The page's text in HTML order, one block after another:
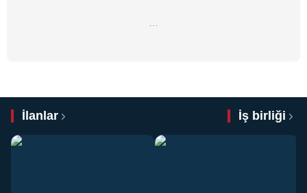
İlanlar İş birliği